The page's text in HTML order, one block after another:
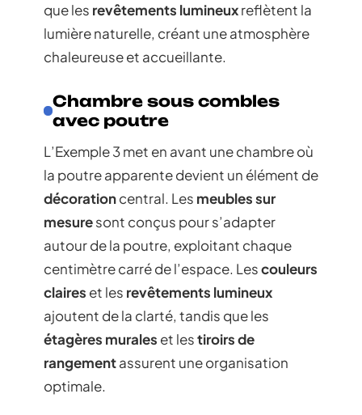
que les revêtements lumineuxreflètent la
lumière naturelle, créant une atmosphère
chaleureuse et accueillante.
Chambre sous combles
avec poutre
L’Exemple 3 met en avant une chambre où
la poutre apparente devient un élément de
décorationcentral. Les meubles sur
mesuresont conçus pour s’adapter
autour de la poutre, exploitant chaque
centimètre carré de l’espace. Lescouleurs
claires et les revêtements lumineux
ajoutent de la clarté, tandis que les
étagères murales et lestiroirs de
rangementassurent une organisation
optimale.